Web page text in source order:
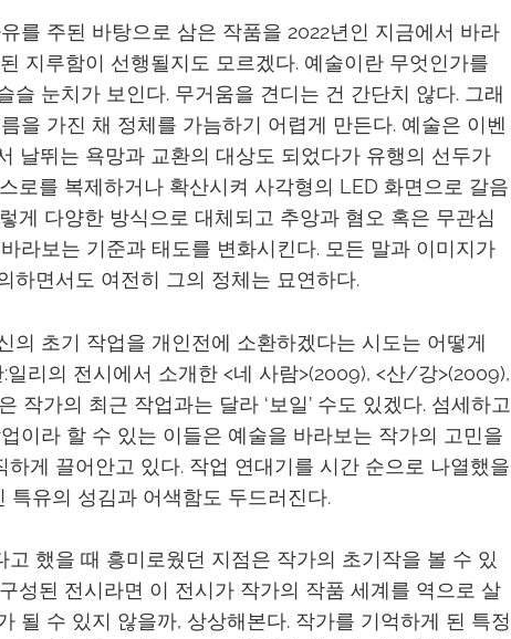
를 주된 바탕으로 삼은 작품을 2022년인 지금에서 바라
지루함이 선행될지도 모르겠다. 예술이란 무엇인가를
슬 눈치가 보인다. 무거움을 견디는 건 간단치 않다. 그래
을 가진 채 정체를 가늠하기 어렵게 만든다. 예술은 이벤
날뛰는 욕망과 교환의 대상도 되었다가 유행의 선두가
로를 복제하거나 확산시켜 사각형의 LED 화면으로 갈음
게 다양한 방식으로 대체되고 추앙과 혐오 혹은 무관심
라보는 기준과 태도를 변화시킨다. 모든 말과 이미지가
하면서도 여전히 그의 정체는 묘연하다.
의 초기 작업을 개인전에 소환하겠다는 시도는 어떻게
리의 전시에서 소개한 <네 사람>(2009), <산/강>(2009),
작가의 최근 작업과는 달라 ‘보일’ 수도 있겠다. 섬세하고
이라 할 수 있는 이들은 예술을 바라보는 작가의 고민을
게 끌어안고 있다. 작업 연대기를 시간 순으로 나열했을
특유의 성김과 어색함도 두드러진다.
했을 때 흥미로웠던 지점은 작가의 초기작을 볼 수 있
성된 전시라면 이 전시가 작가의 작품 세계를 역으로 살
될 수 있지 않을까, 상상해본다. 작가를 기억하게 된 특정